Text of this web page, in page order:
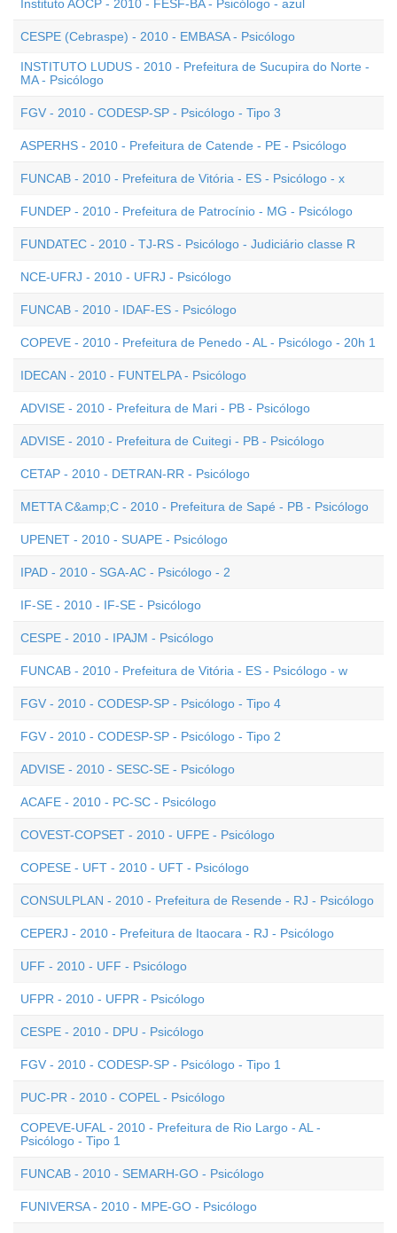
Instituto AOCP - 2010 - FESF-BA - Psicólogo - azul
CESPE (Cebraspe) - 2010 - EMBASA - Psicólogo
INSTITUTO LUDUS - 2010 - Prefeitura de Sucupira do Norte -
MA - Psicólogo
FGV - 2010 - CODESP-SP - Psicólogo - Tipo 3
ASPERHS - 2010 - Prefeitura de Catende - PE - Psicólogo
FUNCAB - 2010 - Prefeitura de Vitória - ES - Psicólogo - x
FUNDEP - 2010 - Prefeitura de Patrocínio - MG - Psicólogo
FUNDATEC - 2010 - TJ-RS - Psicólogo - Judiciário classe R
NCE-UFRJ - 2010 - UFRJ - Psicólogo
FUNCAB - 2010 - IDAF-ES - Psicólogo
COPEVE - 2010 - Prefeitura de Penedo - AL - Psicólogo - 20h 1
IDECAN - 2010 - FUNTELPA - Psicólogo
ADVISE - 2010 - Prefeitura de Mari - PB - Psicólogo
ADVISE - 2010 - Prefeitura de Cuitegi - PB - Psicólogo
CETAP - 2010 - DETRAN-RR - Psicólogo
METTA C&amp;C - 2010 - Prefeitura de Sapé - PB - Psicólogo
UPENET - 2010 - SUAPE - Psicólogo
IPAD - 2010 - SGA-AC - Psicólogo - 2
IF-SE - 2010 - IF-SE - Psicólogo
CESPE - 2010 - IPAJM - Psicólogo
FUNCAB - 2010 - Prefeitura de Vitória - ES - Psicólogo - w
FGV - 2010 - CODESP-SP - Psicólogo - Tipo 4
FGV - 2010 - CODESP-SP - Psicólogo - Tipo 2
ADVISE - 2010 - SESC-SE - Psicólogo
ACAFE - 2010 - PC-SC - Psicólogo
COVEST-COPSET - 2010 - UFPE - Psicólogo
COPESE - UFT - 2010 - UFT - Psicólogo
CONSULPLAN - 2010 - Prefeitura de Resende - RJ - Psicólogo
CEPERJ - 2010 - Prefeitura de Itaocara - RJ - Psicólogo
UFF - 2010 - UFF - Psicólogo
UFPR - 2010 - UFPR - Psicólogo
CESPE - 2010 - DPU - Psicólogo
FGV - 2010 - CODESP-SP - Psicólogo - Tipo 1
PUC-PR - 2010 - COPEL - Psicólogo
COPEVE-UFAL - 2010 - Prefeitura de Rio Largo - AL -
Psicólogo - Tipo 1
FUNCAB - 2010 - SEMARH-GO - Psicólogo
FUNIVERSA - 2010 - MPE-GO - Psicólogo